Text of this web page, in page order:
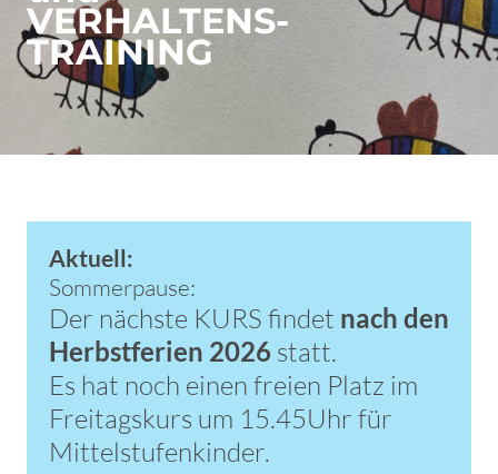
​VERHALTENS-
TRAINING
Aktuell:
Sommerpause:
Der nächste KURS findet nach den
Herbstferien 2026 statt.
​Es hat noch einen freien Platz im
Freitagskurs um 15.45Uhr für
Mittelstufenkinder.
AUFBAU DES
KONZENTRATIONSTRAINING
HAUSAUFGABEN
KONTAKT
EINBLICK INS ATELIER
LINKSEITE